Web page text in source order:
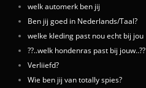
welk automerk ben jij
Ben jij goed in Nederlands/Taal?
welke kleding past nou echt bij jou
??..welk hondenras past bij jouw..??
Verliiefd?
Wie ben jij van totally spies?